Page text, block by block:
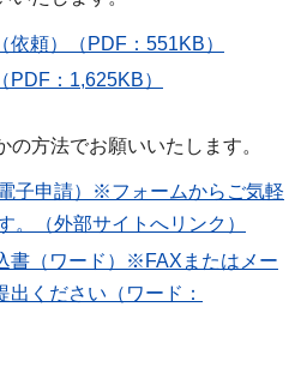
依頼）（PDF：551KB）
PDF：1,625KB）
方法でお願いいたします。
子申請）※フォームからご気軽
。（外部サイトへリンク）
書（ワード）※FAXまたはメー
出ください（ワード：